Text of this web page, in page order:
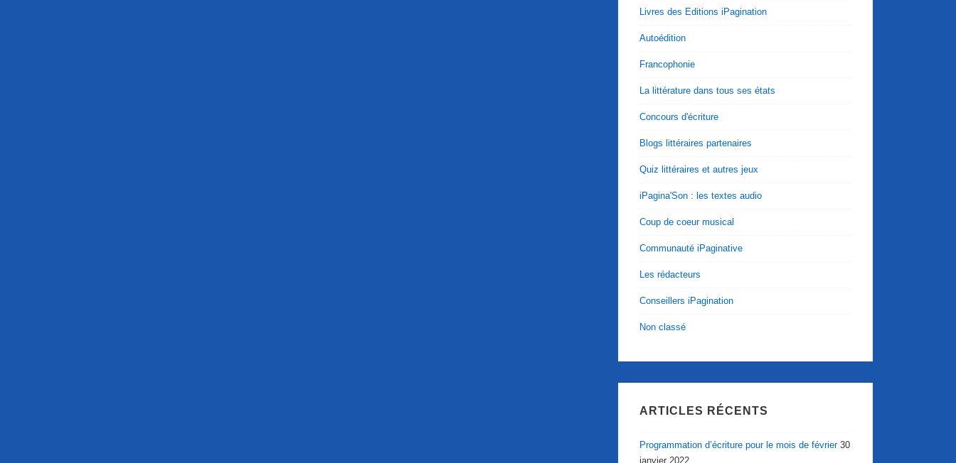
Livres des Editions iPagination
Autoédition
Francophonie
La littérature dans tous ses états
Concours d'écriture
Blogs littéraires partenaires
Quiz littéraires et autres jeux
iPagina'Son : les textes audio
Coup de coeur musical
Communauté iPaginative
Les rédacteurs
Conseillers iPagination
Non classé
ARTICLES RÉCENTS
Programmation d’écriture pour le mois de février 30
janvier 2022